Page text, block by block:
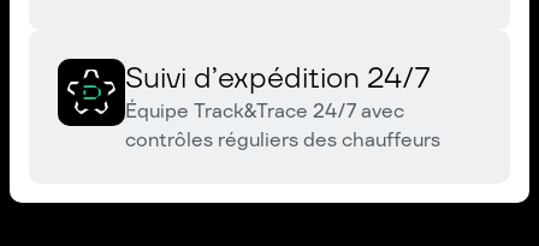
Suivi d’expédition 24/7
Équipe Track&Trace 24/7 avec
contrôles réguliers des chauffeurs